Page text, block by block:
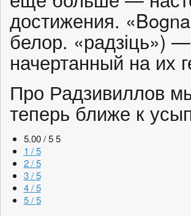
достижения.
белор. «радзіць»)
начертанный на их
Про Радзивиллов
теперь ближе к
5.00 / 5 5
1 / 5
2 / 5
3 / 5
4 / 5
5 / 5